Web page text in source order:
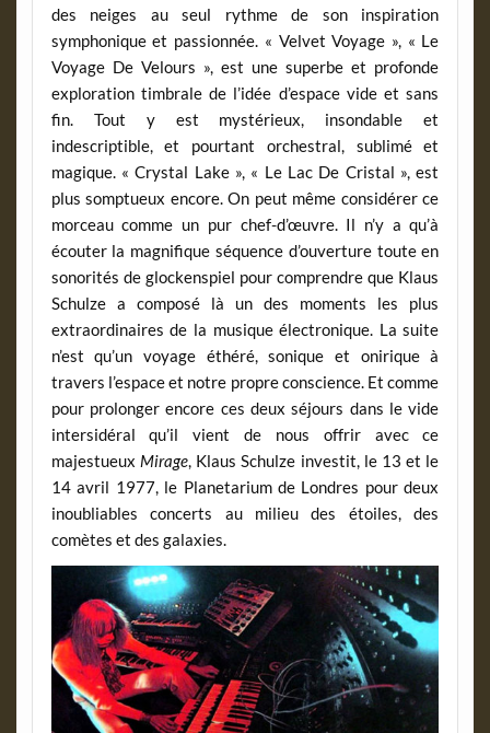
des neiges au seul rythme de son inspiration
symphonique et passionnée. « Velvet Voyage », « Le
Voyage De Velours », est une superbe et profonde
exploration timbrale de l’idée d’espace vide et sans
fin. Tout y est mystérieux, insondable et
indescriptible, et pourtant orchestral, sublimé et
magique. « Crystal Lake », « Le Lac De Cristal », est
plus somptueux encore. On peut même considérer ce
morceau comme un pur chef-d’œuvre. Il n’y a qu’à
écouter la magnifique séquence d’ouverture toute en
sonorités de glockenspiel pour comprendre que Klaus
Schulze a composé là un des moments les plus
extraordinaires de la musique électronique. La suite
n’est qu’un voyage éthéré, sonique et onirique à
travers l’espace et notre propre conscience. Et comme
pour prolonger encore ces deux séjours dans le vide
intersidéral qu’il vient de nous offrir avec ce
majestueux Mirage, Klaus Schulze investit, le 13 et le
14 avril 1977, le Planetarium de Londres pour deux
inoubliables concerts au milieu des étoiles, des
comètes et des galaxies.